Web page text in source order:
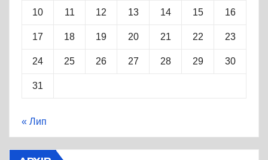
10 11 12 13 14 15 16
17 18 19 20 21 22 23
24 25 26 27 28 29 30
31
« Лип